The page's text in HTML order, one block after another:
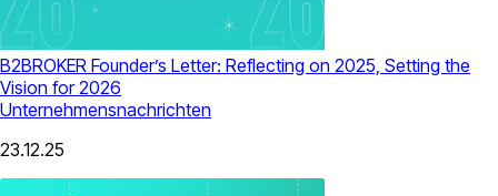
B2BROKER Founder’s Letter: Reflecting on 2025, Setting the
Vision for 2026
Unternehmensnachrichten
23.12.25